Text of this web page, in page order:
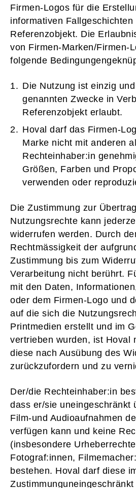
Firmen-Logos für die
informativen Fallgeschichten
Referenzobjekt. Die
von Firmen-Marken/Firmen-
folgende
Die Nutzung ist einzig
genannten Zwecke in
Referenzobjekt erlaubt.
Hoval darf das Firmen-
Marke nicht mit anderen
Rechteinhaber:in
Größen, Farben und
verwenden oder
Die Zustimmung zur
Nutzungsrechte kann
widerrufen werden. Durch
Rechtmässigkeit der
Zustimmung bis zum
Verarbeitung nicht berührt.
mit den Daten,
oder dem Firmen-Logo und
auf die sich die
Printmedien erstellt und im
vertrieben wurden, ist Hoval
diese nach Ausübung des
zurückzufordern und zu
Der/die Rechteinhaber:in
dass er/sie uneingeschränkt
Film-und Audioaufnahmen
verfügen kann und keine
(insbesondere
Fotograf:innen,
bestehen. Hoval darf diese
Zustimmunguneingeschränkt